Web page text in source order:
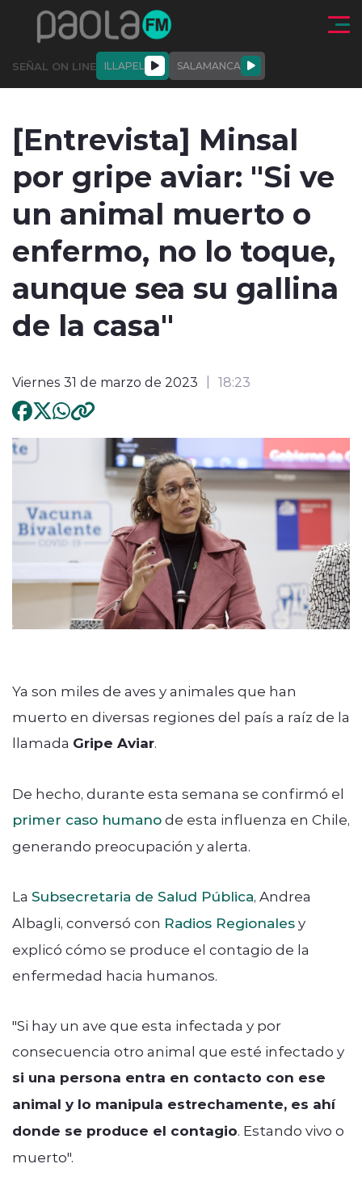
Click acá para ir directamente al contenido
SEÑAL ON LINE ILLAPEL SALAMANCA
ACTUALIDAD ENTREVISTAS
modo claro
[Entrevista] Minsal
por gripe aviar: "Si ve
un animal muerto o
enfermo, no lo toque,
aunque sea su gallina
de la casa"
Viernes 31 de marzo de 2023 18:23
Ya son miles de aves y animales que han
muerto en diversas regiones del país a raíz de la
llamada Gripe Aviar.
De hecho, durante esta semana se confirmó el
primer caso humanode esta influenza en Chile,
generando preocupación y alerta.
La Subsecretaria de Salud Pública, Andrea
Albagli, conversó con Radios Regionalesy
explicó cómo se produce el contagio de la
enfermedad hacia humanos.
"Si hay un ave que esta infectada y por
consecuencia otro animal que esté infectado y
si una persona entra en contacto con ese
animal y lo manipula estrechamente, es ahí
donde se produce el contagio. Estando vivo o
muerto".